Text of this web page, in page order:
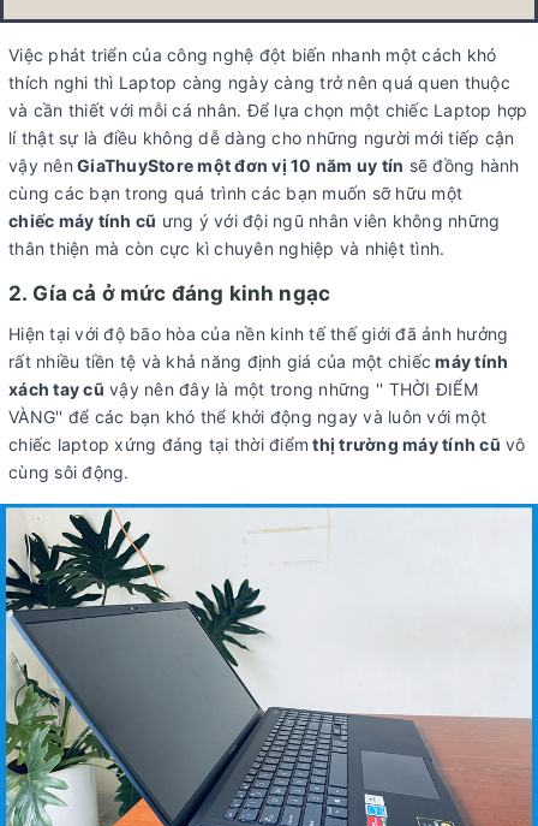
Việc phát triển của công nghệ đột biến nhanh một cách khó
thích nghi thì Laptop càng ngày càng trở nên quá quen thuộc
và cần thiết với mỗi cá nhân. Để lựa chọn một chiếc Laptop hợp
lí thật sự là điều không dễ dàng cho những người mới tiếp cận
vậy nên GiaThuyStore một đơn vị 10 năm uy tín sẽ đồng hành
cùng các bạn trong quá trình các bạn muốn sỡ hữu một
chiếc máy tính cũ ưng ý với đội ngũ nhân viên không những
thân thiện mà còn cực kì chuyên nghiệp và nhiệt tình.
2. Gía cả ở mức đáng kinh ngạc
Hiện tại với độ bão hòa của nền kinh tế thế giới đã ảnh hưởng
rất nhiều tiền tệ và khả năng định giá của một chiếc máy tính
xách tay cũ vậy nên đây là một trong những '' THỜI ĐIỂM
VÀNG'' để các bạn khó thể khởi động ngay và luôn với một
chiếc laptop xứng đáng tại thời điểm thị trường máy tính cũ vô
cùng sôi động.